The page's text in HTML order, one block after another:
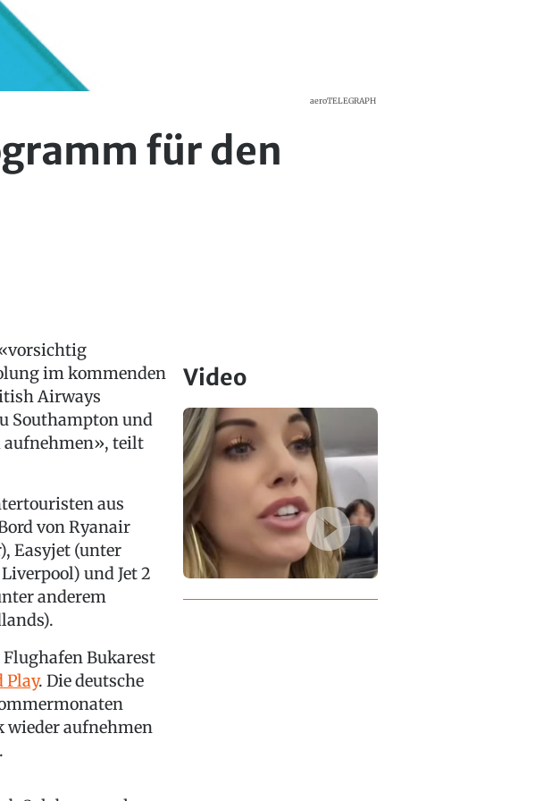
aeroTELEGRAPH
für den
im kommenden
Airways
Southampton und
teilt
aus
von Ryanair
Easyjet (unter
und Jet 2
anderem
Bukarest
Play. Die deutsche
wieder aufnehmen
Video